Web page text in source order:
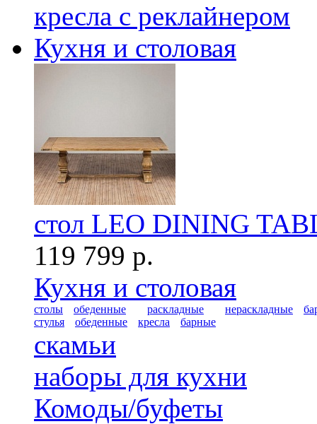
кресла с реклайнером
Кухня и столовая
стол LEO DINING
119 799 р.
Кухня и столовая
столы обеденные раскладные нераскладные
стулья
обеденные кресла барные
скамьи
наборы для кухни
Комоды/буфеты